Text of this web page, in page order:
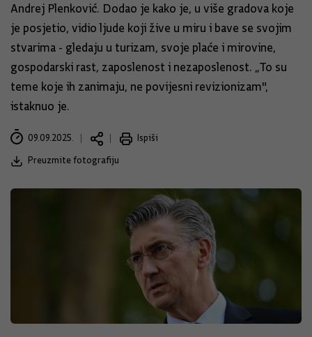
Andrej Plenković. Dodao je kako je, u više gradova koje
je posjetio, vidio ljude koji žive u miru i bave se svojim
stvarima - gledaju u turizam, svoje plaće i mirovine,
gospodarski rast, zaposlenost i nezaposlenost. „To su
teme koje ih zanimaju, ne povijesni revizionizam",
istaknuo je.
09.09.2025.
Ispiši
Preuzmite fotografiju